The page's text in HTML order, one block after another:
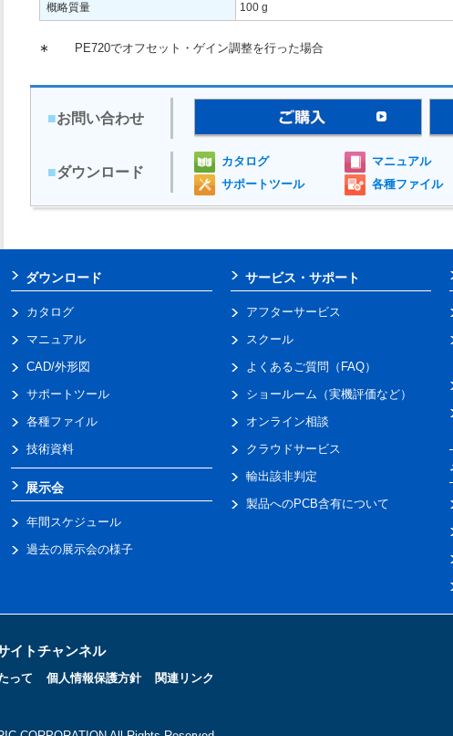
概略質量
100 g
∗ PE720でオフセット・ゲイン調整を行った場合
■お問い合わせ
■ダウンロード
カタログ マニュアル
サポートツール
各種ファイル
ダウンロード
カタログ
マニュアル
CAD/外形図
サポートツール
各種ファイル
技術資料
展示会
年間スケジュール
過去の展示会の様子
サービス・サポート
アフターサービス
スクール
よくあるご質問（FAQ）
ショールーム（実機評価など）
オンライン相談
クラウドサービス
輸出該非判定
製品へのPCB含有について
イトチャンネル
って 個人情報保護方針 関連リンク